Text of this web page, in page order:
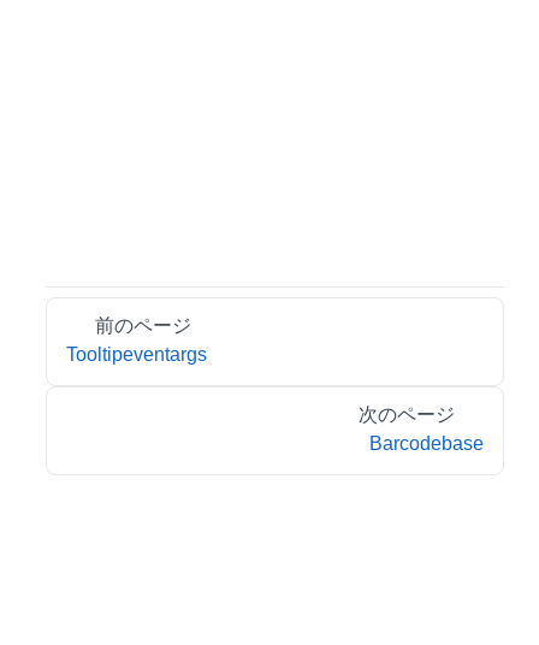
前のページ
Tooltipeventargs
次のページ
Barcodebase